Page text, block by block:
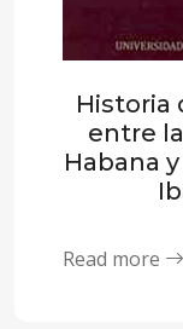
Historia
entre
Habana
Read more